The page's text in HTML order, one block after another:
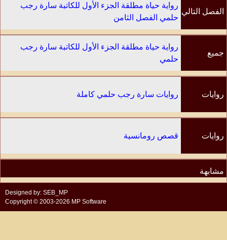
الفصل التالي
رواية حياة مطلقة الجزء الأول للكاتبة سارة رجب
حلمي الفصل الثامن
جميع
رواية حياة مطلقة الجزء الأول للكاتبة سارة رجب
حلمي
روايات روايات سارة رجب حلمي كاملة
روايات
مشابهة
قصص رومانسية
Designed by: SEB_MP
Copyright © 2003-2026 MP Software